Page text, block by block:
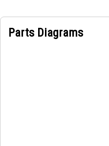
Parts Diagrams